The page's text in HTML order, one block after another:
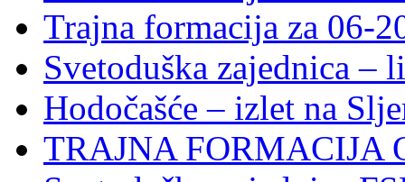
Trajna formacija za 06-
Svetoduška zajednica –
Hodočašće – izlet na
TRAJNA FORMACIJA